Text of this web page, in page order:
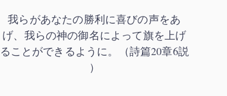
我らがあなたの勝利に喜びの声をあ
げ、我らの神の御名によって旗を上げ
ることができるように。（詩篇20章6説​
）